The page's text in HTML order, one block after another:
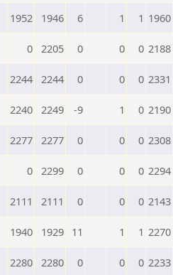
1952 1946 6 1 1 1960
0 2205 0 0 0 2188
2244 2244 0 0 0 2331
2240 2249 -9 1 0 2190
2277 2277 0 0 0 2308
0 2299 0 0 0 2294
2111 2111 0 0 0 2143
1940 1929 11 1 1 2270
2280 2280 0 0 0 2233